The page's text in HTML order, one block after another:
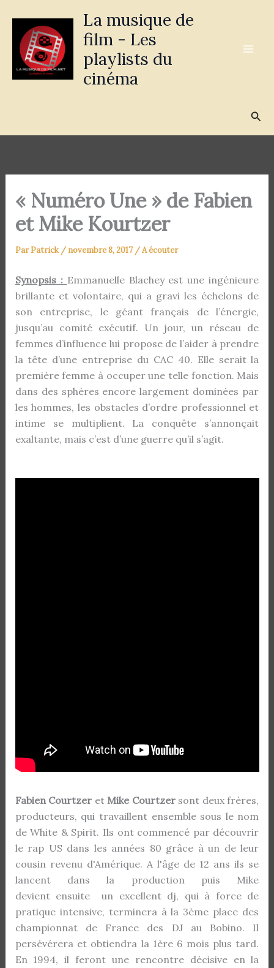
contenu
La musique de
film - Les
playlists du
cinéma
« Numéro Une » de Fabien
et Mike Kourtzer
ParPatrick / novembre 8, 2017 /A écouter
Synopsis : Emmanuelle Blachey est une ingénieure
brillante et volontaire, qui a gravi les échelons de
son entreprise, le géant français de l’énergie,
jusqu’au comité exécutif. Un jour, un réseau de
femmes d’influence lui propose de l’aider à prendre
la tête d’une entreprise du CAC 40. Elle serait la
première femme à occuper une telle fonction. Mais
dans des sphères encore largement dominées par
les hommes, les obstacles d’ordre professionnel et
intime se multiplient. La conquête s’annonçait
exaltante, mais c’est d’une guerre qu’il s’agit.
Fabien Courtzer etMike Courtzer sont deux frères,
producteurs, qui travaillent ensemble sous le nom
de White & Spirit. Ils ont commencé par découvrir
le rap US dans les années 80 grâce à un de leur
cousin revenu d'Amérique. A l'âge de 12 ans ils se
lancent dans la production puis Mike
devient ensuite un excellent dj, qui à force de
pratique intensive, terminera à la 3ème place des
championnat de France des DJ au Bobino. Il
persévérera et obtiendra la 1ère 6 mois plus tard.
En 1994, il feront une rencontre décisive en la